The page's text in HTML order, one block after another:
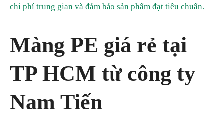
chi phí trung gian và đảm bảo sản phẩm đạt tiêu chuẩn.
Màng PE giá rẻ tại
TP HCM từ công ty
Nam Tiến